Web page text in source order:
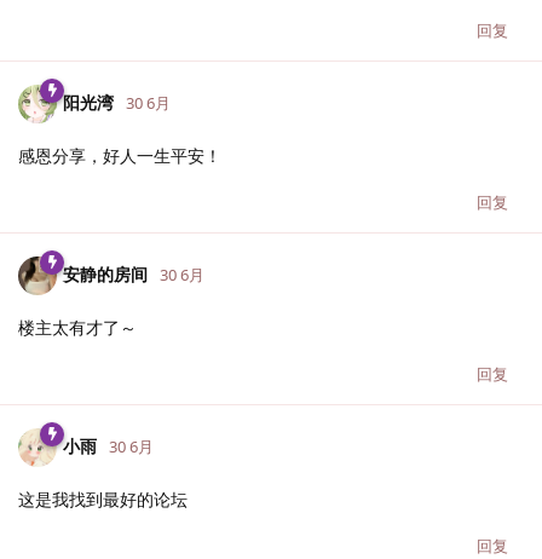
回复
阳光湾 30 6月
感恩分享，好人一生平安！
回复
安静的房间 30 6月
楼主太有才了～
回复
小雨 30 6月
这是我找到最好的论坛
回复